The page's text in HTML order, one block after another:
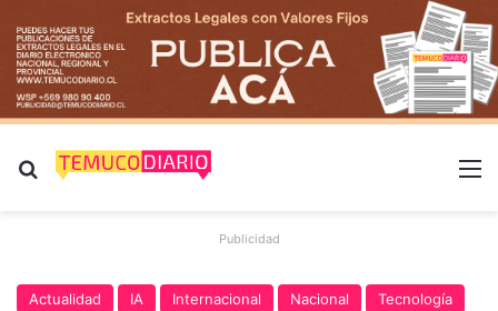
Buscar por
Publicidad
Actualidad IA Internacional Nacional
Tecnología